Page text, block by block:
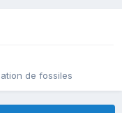
de fossiles